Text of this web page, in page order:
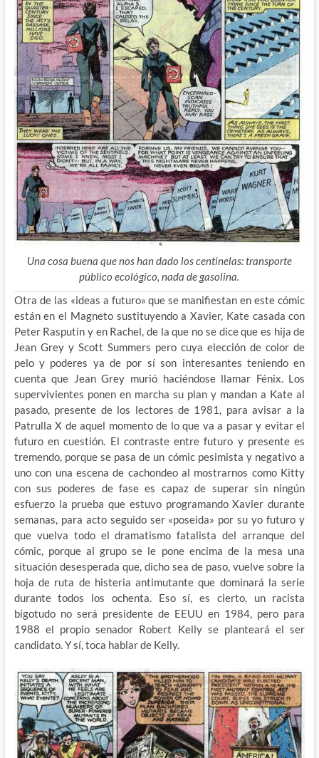
Una cosa buena que nos han dado los centinelas: transporte
público ecológico, nada de gasolina.
Otra de las «ideas a futuro» que se manifiestan en este cómic
están en el Magneto sustituyendo a Xavier, Kate casada con
Peter Rasputin y en Rachel, de la que no se dice que es hija de
Jean Grey y Scott Summers pero cuya elección de color de
pelo y poderes ya de por sí son interesantes teniendo en
cuenta que Jean Grey murió haciéndose llamar Fénix. Los
supervivientes ponen en marcha su plan y mandan a Kate al
pasado, presente de los lectores de 1981, para avisar a la
Patrulla X de aquel momento de lo que va a pasar y evitar el
futuro en cuestión. El contraste entre futuro y presente es
tremendo, porque se pasa de un cómic pesimista y negativo a
uno con una escena de cachondeo al mostrarnos como Kitty
con sus poderes de fase es capaz de superar sin ningún
esfuerzo la prueba que estuvo programando Xavier durante
semanas, para acto seguido ser «poseida» por su yo futuro y
que vuelva todo el dramatismo fatalista del arranque del
cómic, porque al grupo se le pone encima de la mesa una
situación desesperada que, dicho sea de paso, vuelve sobre la
hoja de ruta de histeria antimutante que dominará la serie
durante todos los ochenta. Eso sí, es cierto, un racista
bigotudo no será presidente de EEUU en 1984, pero para
1988 el propio senador Robert Kelly se planteará el ser
candidato. Y sí, toca hablar de Kelly.